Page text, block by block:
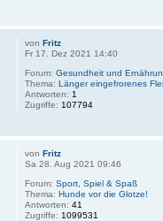
vonFritz
Fr 17. Dez 2021 14:40
Forum:Gesundheit und
Thema:Länger eingefrorenes
Antworten: 1
Zugriffe: 107794
vonFritz
Sa 28. Aug 2021 09:46
Forum:Sport, Spiel & Spaß
Thema:Hunde vor die Glotze!
Antworten:41
Zugriffe: 1099531